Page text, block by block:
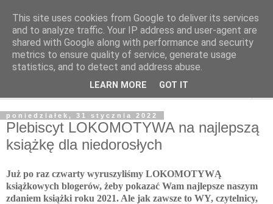
Poczytaj dziecku
BLOG O KSIĄŻKACH DLA DZIECI I MŁODZIEŻY
poniedziałek, 31 stycznia 2022
Plebiscyt LOKOMOTYWA na najlepszą
książkę dla niedorosłych
Już po raz czwarty wyruszyliśmy LOKOMOTYWĄ
książkowych blogerów, żeby pokazać Wam najlepsze naszym
zdaniem książki roku 2021. Ale jak zawsze to WY, czytelnicy,
This site uses cookies from Google to deliver its services
and to analyze traffic. Your IP address and user-agent are
shared with Google along with performance and security
metrics to ensure quality of service, generate usage
statistics, and to detect and address abuse.
LEARN MORE GOT IT